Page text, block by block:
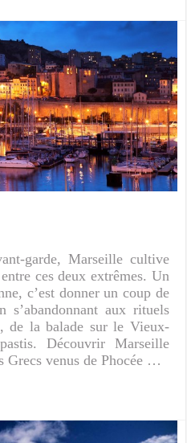
garde, Marseille cultive
ces deux extrêmes. Un
c’est donner un coup de
aux rituels
de la balade sur le Vieux-
Découvrir Marseille
Grecs venus de Phocée …